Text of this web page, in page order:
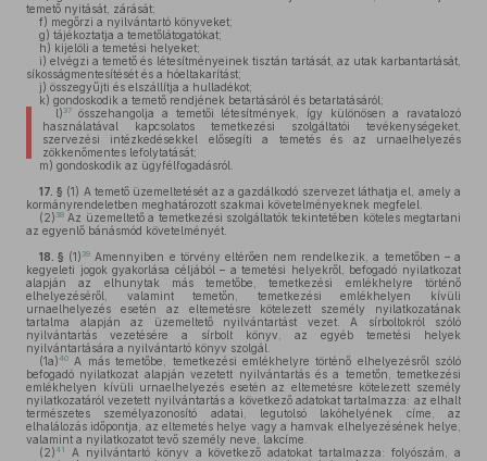
temető nyitását, zárását;
f) megőrzi a nyilvántartó könyveket;
g) tájékoztatja a temetőlátogatókat;
h) kijelöli a temetési helyeket;
i) elvégzi a temető és létesítményeinek tisztán tartását, az utak karbantartását,
síkosságmentesítését és a hóeltakarítást;
j) összegyűjti és elszállítja a hulladékot;
k) gondoskodik a temető rendjének betartásáról és betartatásáról;
l) 37összehangolja a temetői létesítmények, így különösen a ravatalozó
használatával kapcsolatos temetkezési szolgáltatói tevékenységeket,
szervezési intézkedésekkel elősegíti a temetés és az urnaelhelyezés
zökkenőmentes lefolytatását;
m) gondoskodik az ügyfélfogadásról.
17. § (1) A temető üzemeltetését az a gazdálkodó szervezet láthatja el, amely a
kormányrendeletben meghatározott szakmai követelményeknek megfelel.
(2) 38 Az üzemeltető a temetkezési szolgáltatók tekintetében köteles megtartani
az egyenlő bánásmód követelményét.
18. § (1)39 Amennyiben e törvény eltérően nem rendelkezik, a temetőben – a
kegyeleti jogok gyakorlása céljából – a temetési helyekről, befogadó nyilatkozat
alapján az elhunytak más temetőbe, temetkezési emlékhelyre történő
elhelyezéséről, valamint temetőn, temetkezési emlékhelyen kívüli
urnaelhelyezés esetén az eltemetésre kötelezett személy nyilatkozatának
tartalma alapján az üzemeltető nyilvántartást vezet. A sírboltokról szóló
nyilvántartás vezetésére a sírbolt könyv, az egyéb temetési helyek
nyilvántartására a nyilvántartó könyv szolgál.
(1a)40 A más temetőbe, temetkezési emlékhelyre történő elhelyezésről szóló
befogadó nyilatkozat alapján vezetett nyilvántartás és a temetőn, temetkezési
emlékhelyen kívüli urnaelhelyezés esetén az eltemetésre kötelezett személy
nyilatkozatáról vezetett nyilvántartás a következő adatokat tartalmazza: az elhalt
természetes személyazonosító adatai, legutolsó lakóhelyének címe, az
elhalálozás időpontja, az eltemetés helye vagy a hamvak elhelyezésének helye,
valamint a nyilatkozatot tevő személy neve, lakcíme.
(2)41
A nyilvántartó könyv a következő adatokat tartalmazza: folyószám, a